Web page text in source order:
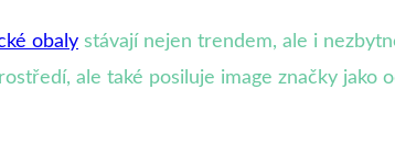
obaly stávají nejen trendem, ale i
ale také posiluje image značky jako